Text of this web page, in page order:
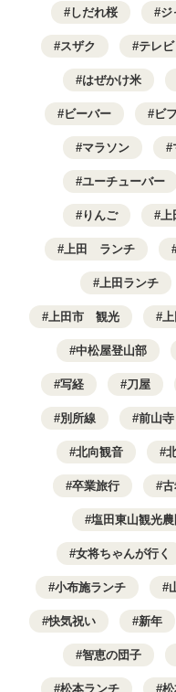
しだれ桜 ジ
スザク テレビ
はぜかけ米
ビーバー ビ
マラソン
ユーチューバー
りんご 上
上田 ランチ
上田ランチ
上田市 観光
中松屋登山部
写経 刀屋
別所線 前山寺
北向観音
卒業旅行
塩田東山観光
女将ちゃんが行く
小布施ランチ
快気祝い 新年
智恵の団子
松本ランチ